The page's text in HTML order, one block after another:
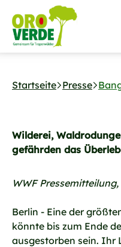
Startseite Presse
Wilderei,
gefährden das
WWF Pressemitteilung,
Berlin - Eine der
könnte bis zum Ende
ausgestorben sein. Ihr